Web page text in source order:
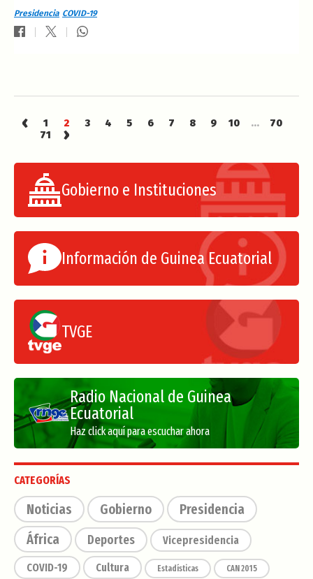
Presidencia COVID-19
‹ 1 2 3 4 5 6 7 8 9 10 ...
70
71
›
Gobierno e Instituciones
Información de Guinea Ecuatorial
TVGE
Radio Nacional de Guinea
Ecuatorial
Haz click aquí para escuchar ahora
CATEGORÍAS
Noticias Gobierno
Presidencia
África
Deportes Vicepresidencia
COVID-19 Cultura Estadísticas CAN 2015